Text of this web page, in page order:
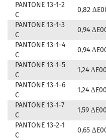
PANTONE 13-1-2
C
0,82
PANTONE 13-1-3
C
0,94
PANTONE 13-1-4
C
0,94
PANTONE 13-1-5
C
1,24 ∆E00
PANTONE 13-1-6
C
1,24 ∆E00
PANTONE 13-1-7
C
1,59 ∆E00
PANTONE 13-2-1
C
0,65